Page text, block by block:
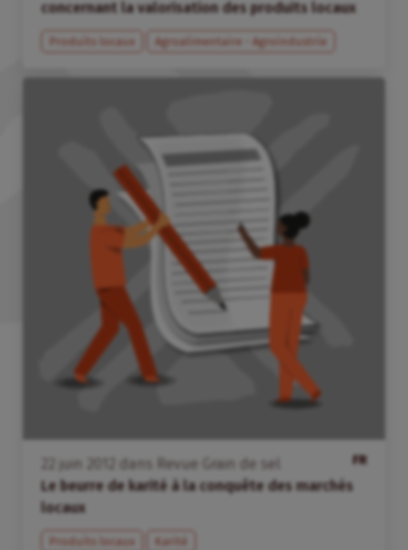
concernant la valorisation des produits locaux
Produits locaux Agroalimentaire - Agroindustrie
FR
juin dans
Revue Grain de sel
Le beurre de karité à la conquête des marchés
locaux
Produits locaux
Karité